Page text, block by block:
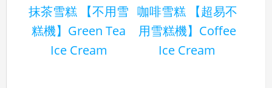
抹茶雪糕 【不用雪
糕機】Green Tea
Ice Cream
咖啡雪糕 【超易不
用雪糕機】Coffee
Ice Cream